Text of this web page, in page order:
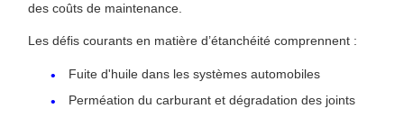
des coûts de maintenance.
Les défis courants en matière d’étanchéité comprennent :
Fuite d'huile dans les systèmes automobiles
Perméation du carburant et dégradation des joints